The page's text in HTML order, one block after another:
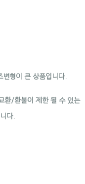
변형이 큰 상품입니다.
환/환불이 제한 될 수 있는
다.